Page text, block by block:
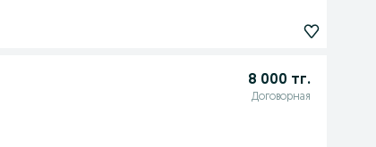
8 000 тг.
Договорная